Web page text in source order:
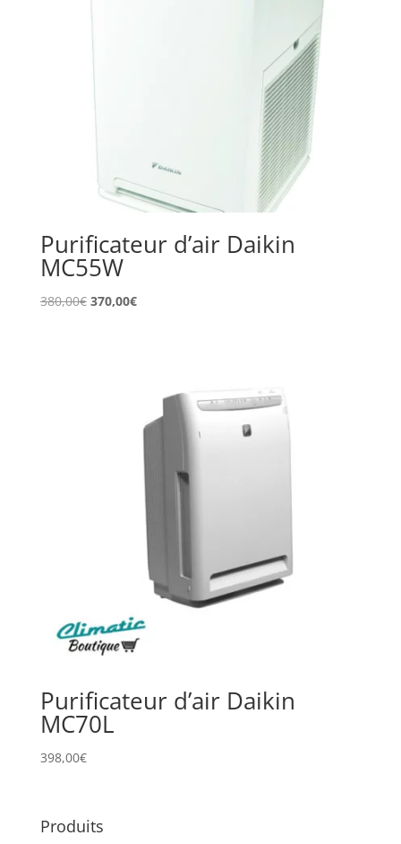
Purificateur d’air Daikin
MC55W
380,00€ Le
370,00€Le
Purificateur d’air Daikin
MC70L
398,00€
Produits